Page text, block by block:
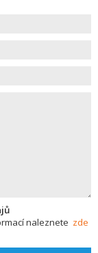
naleznete zde